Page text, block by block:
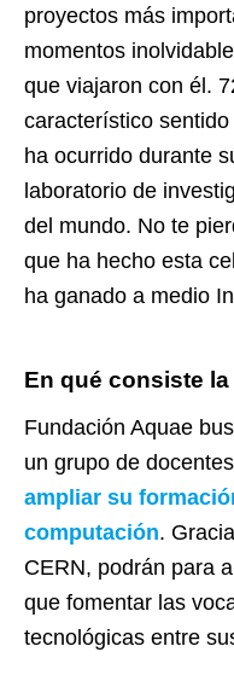
proyectos más
momentos
que viajaron con él.
característico
ha ocurrido durante
laboratorio de
del mundo. No te
que ha hecho esta
ha ganado a medio
En qué consiste la
Fundación Aquae
un grupo de
ampliar su
computación.
CERN, podrán para
que fomentar las
tecnológicas entre